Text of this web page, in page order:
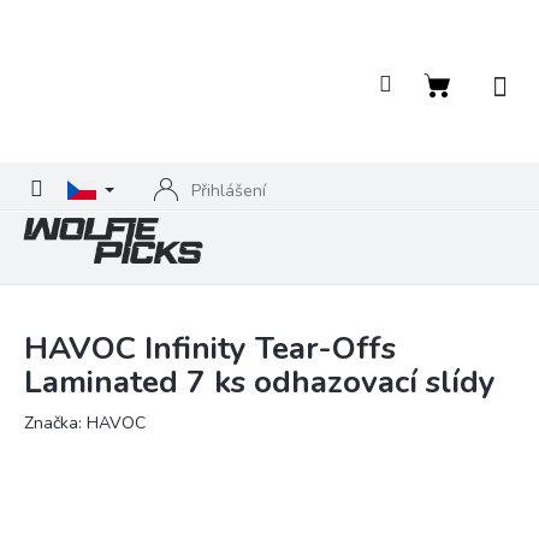
Přihlášení
Nákupní
HAVOC Infinity Tear-Offs
Laminated 7 ks odhazovací slídy
Značka: HAVOC